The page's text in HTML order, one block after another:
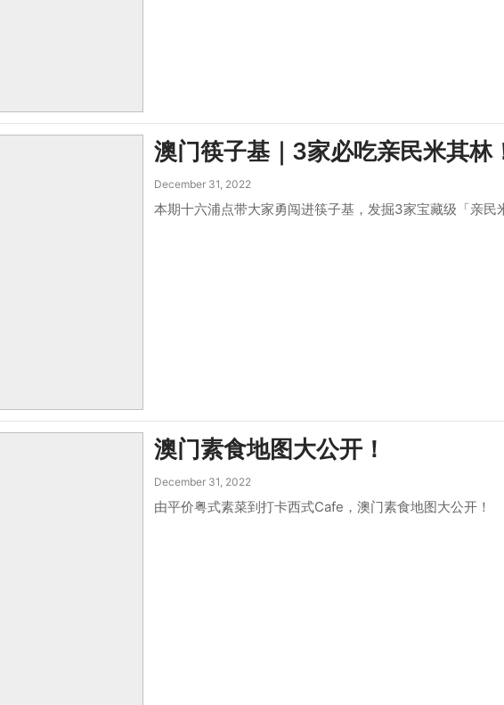
澳门筷子基｜3家必吃亲民米其林
December 31, 2022
本期十六浦点带大家勇闯进筷子基，发掘3家宝藏级「亲民
澳门素食地图大公开！
December 31, 2022
由平价粤式素菜到打卡西式Cafe，澳门素食地图大公开！